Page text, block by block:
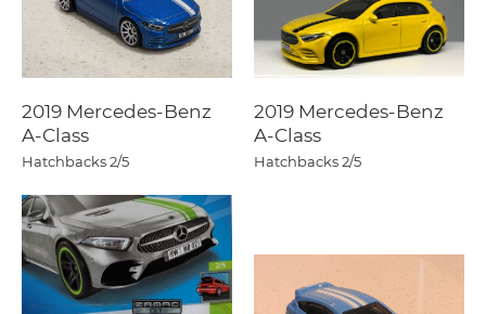
2019 Mercedes-Benz
A-Class
Hatchbacks2/5
2019 Mercedes-Benz
A-Class
Hatchbacks2/5